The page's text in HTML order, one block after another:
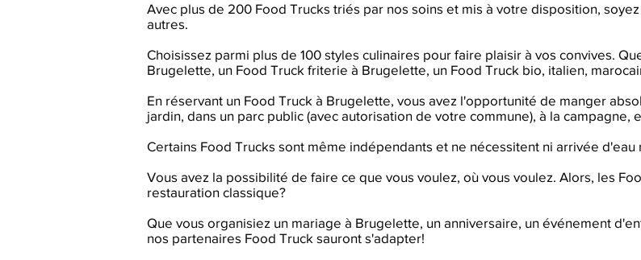
Avec plus de 200 Food Trucks triés par nos soins et mis à votre disposition,
autres.
Choisissez parmi plus de 100 styles culinaires pour faire plaisir à vos convives.
Brugelette, un Food Truck friterie à Brugelette, un Food Truck bio, italien,
En réservant un Food Truck à Brugelette, vous avez l'opportunité de manger
jardin, dans un parc public (avec autorisation de votre commune), à la campagne,
Certains Food Trucks sont même indépendants et ne nécessitent ni arrivée d'eau
Vous avez la possibilité de faire ce que vous voulez, où vous voulez. Alors, les
restauration classique?
Que vous organisiez un mariage à Brugelette, un anniversaire, un événement
nos partenaires Food Truck sauront s'adapter!